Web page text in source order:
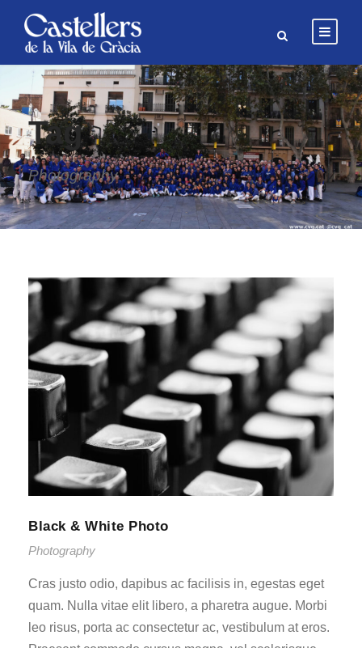
Tag
Photography
Black & White Photo
Photography
Cras justo odio, dapibus ac facilisis in, egestas eget
quam. Nulla vitae elit libero, a pharetra augue. Morbi
leo risus, porta ac consectetur ac, vestibulum at eros.